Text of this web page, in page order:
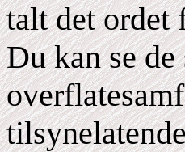
talt det ordet
Du kan se